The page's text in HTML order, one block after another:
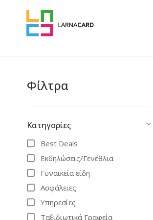
Φίλτρα
Κατηγορίες
Best Deals
Εκδηλώσεις/Γενέθλια
Γυναικεία είδη
Ασφάλειες
Υπηρεσίες
Ταξιδιωτικά Γραφεία